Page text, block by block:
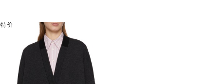
特价